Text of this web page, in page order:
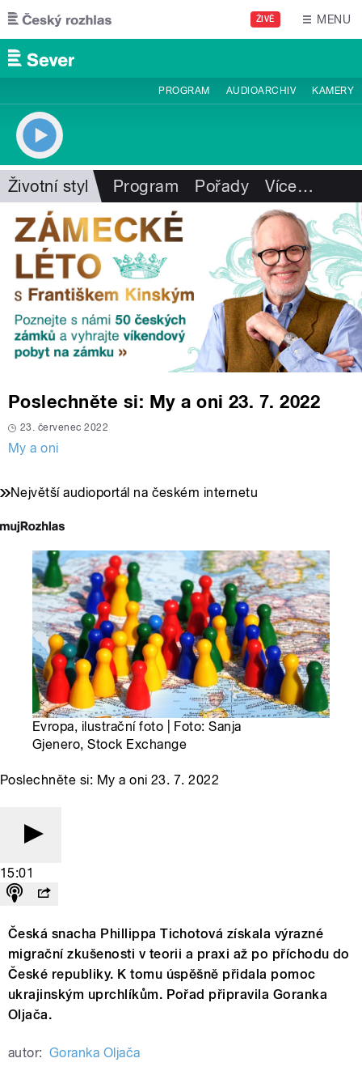
Přejít k hlavnímu obsahu
ŽIVĚ MENU
PROGRAM AUDIOARCHIV KAMERY
Životní styl Program Pořady Více…
Poslechněte si: My a oni 23. 7. 2022
23. červenec 2022
My a oni
Největší audioportál na českém internetu
Evropa, ilustrační foto | Foto: Sanja
Gjenero, Stock Exchange
Poslechněte si: My a oni 23. 7. 2022
15:01
Česká snacha Phillippa Tichotová získala výrazné
migrační zkušenosti v teorii a praxi až po příchodu do
České republiky. K tomu úspěšně přidala pomoc
ukrajinským uprchlíkům. Pořad připravila Goranka
Oljača.
autor: Goranka Oljača